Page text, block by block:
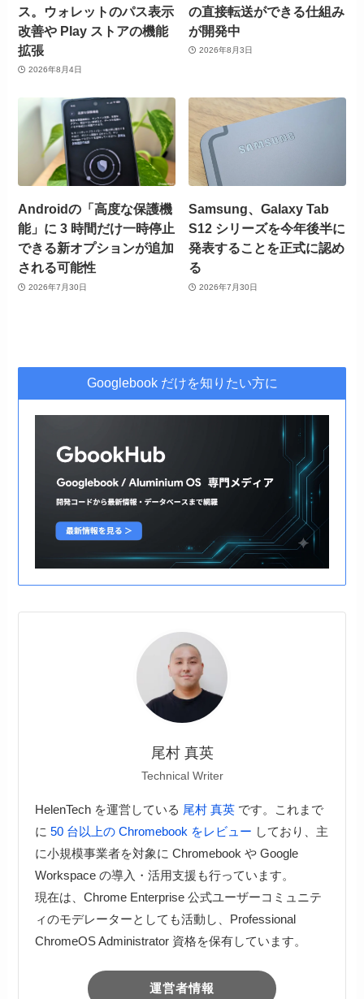
ス。ウォレットのパス表示
改善や Play ストアの機能
拡張
2026年8月4日
の直接転送ができる仕組み
が開発中
2026年8月3日
Androidの「高度な保護機
能」に 3 時間だけ一時停止
できる新オプションが追加
される可能性
2026年7月30日
Samsung、Galaxy Tab
S12 シリーズを今年後半に
発表することを正式に認め
る
2026年7月30日
Googlebook だけを知りたい方に
尾村 真英
Technical Writer
HelenTech を運営している 尾村 真英です。これまで
に 50 台以上の Chromebook をレビュー しており、主
に小規模事業者を対象に Chromebook や Google
Workspace の導入・活用支援も行っています。
現在は、Chrome Enterprise 公式ユーザーコミュニテ
ィのモデレーターとしても活動し、Professional
ChromeOS Administrator 資格を保有しています。
運営者情報